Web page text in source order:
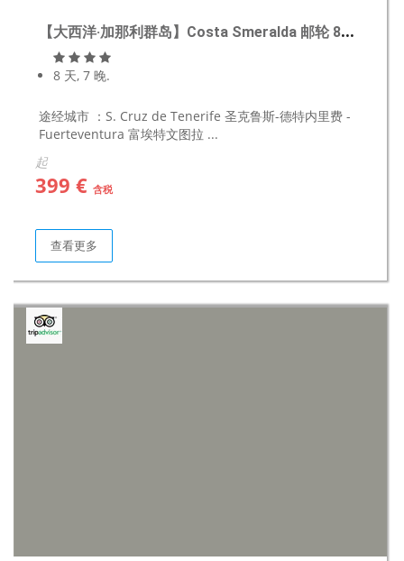
【大西洋·加那利群岛】Costa Smeralda 邮轮 8天7晚
8 天, 7 晚.
途经城市 ：S. Cruz de Tenerife 圣克鲁斯-德特内里费 -
Fuerteventura 富埃特文图拉 ...
起
399 € 含税
查看更多